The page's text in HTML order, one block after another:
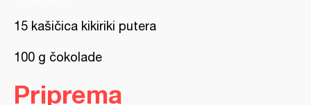
15 kašičica kikiriki putera
100 g čokolade
Priprema